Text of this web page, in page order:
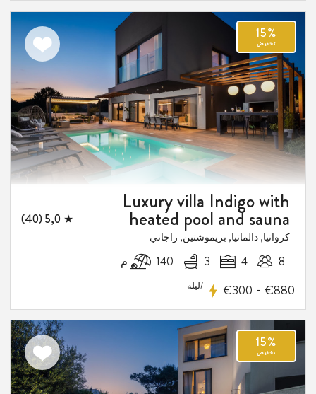
اضف
الى
المفضلة
Luxury villa Indigo with
heated pool and sauna
★ 5,0 (40)
كرواتيا, دالماتيا, بريموشتين, راجاني
8
4
3 140 م
€300 - €880 /ليلة
الى
المفضلة